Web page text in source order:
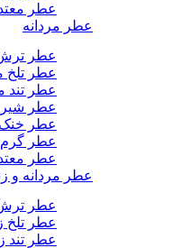
عطر
عطر مردانه
عطر ترش
عطر تلخ
عطر تند
عطر
عطر خنک
عطر گرم
عطر
عطر مردانه و
عطر ترش
عطر تلخ
عطر تند